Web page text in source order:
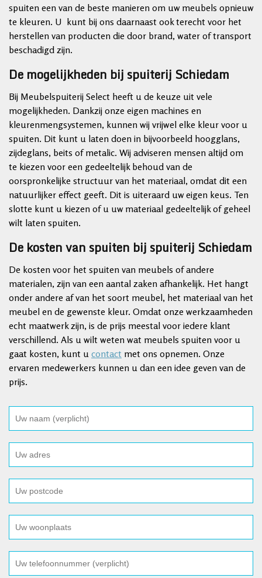
spuiten een van de beste manieren om uw meubels opnieuw
te kleuren. U kunt bij ons daarnaast ook terecht voor het
herstellen van producten die door brand, water of transport
beschadigd zijn.
De mogelijkheden bij spuiterij Schiedam
Bij Meubelspuiterij Select heeft u de keuze uit vele
mogelijkheden. Dankzij onze eigen machines en
kleurenmengsystemen, kunnen wij vrijwel elke kleur voor u
spuiten. Dit kunt u laten doen in bijvoorbeeld hoogglans,
zijdeglans, beits of metalic. Wij adviseren mensen altijd om
te kiezen voor een gedeeltelijk behoud van de
oorspronkelijke structuur van het materiaal, omdat dit een
natuurlijker effect geeft. Dit is uiteraard uw eigen keus. Ten
slotte kunt u kiezen of u uw materiaal gedeeltelijk of geheel
wilt laten spuiten.
De kosten van spuiten bij spuiterij Schiedam
De kosten voor het spuiten van meubels of andere
materialen, zijn van een aantal zaken afhankelijk. Het hangt
onder andere af van het soort meubel, het materiaal van het
meubel en de gewenste kleur. Omdat onze werkzaamheden
echt maatwerk zijn, is de prijs meestal voor iedere klant
verschillend. Als u wilt weten wat meubels spuiten voor u
gaat kosten, kunt u contact met ons opnemen. Onze
ervaren medewerkers kunnen u dan een idee geven van de
prijs.